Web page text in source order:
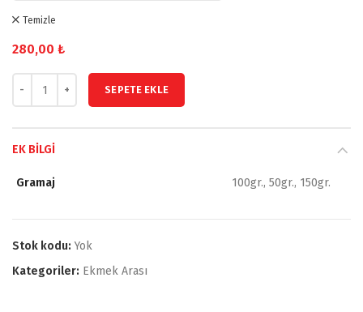
Temizle
280,00 ₺
SEPETE EKLE
EK BILGI
Gramaj 100gr., 50gr., 150gr.
Stok kodu: Yok
Kategoriler: Ekmek Arası